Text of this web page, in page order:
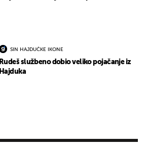
SIN HAJDUČKE IKONE
Rudeš službeno dobio veliko pojačanje iz
Hajduka